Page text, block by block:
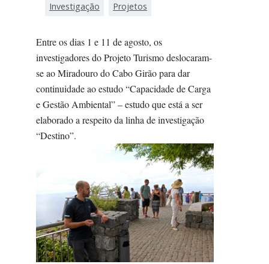
Investigação Projetos
Entre os dias 1 e 11 de agosto, os
investigadores do Projeto Turismo deslocaram-
se ao Miradouro do Cabo Girão para dar
continuidade ao estudo “Capacidade de Carga
e Gestão Ambiental” – estudo que está a ser
elaborado a respeito da linha de investigação
“Destino”.